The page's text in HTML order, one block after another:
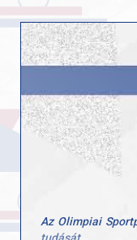
Az Olimpiai
tudását.